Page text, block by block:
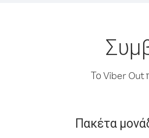
Το Viber Out
Πακέτα